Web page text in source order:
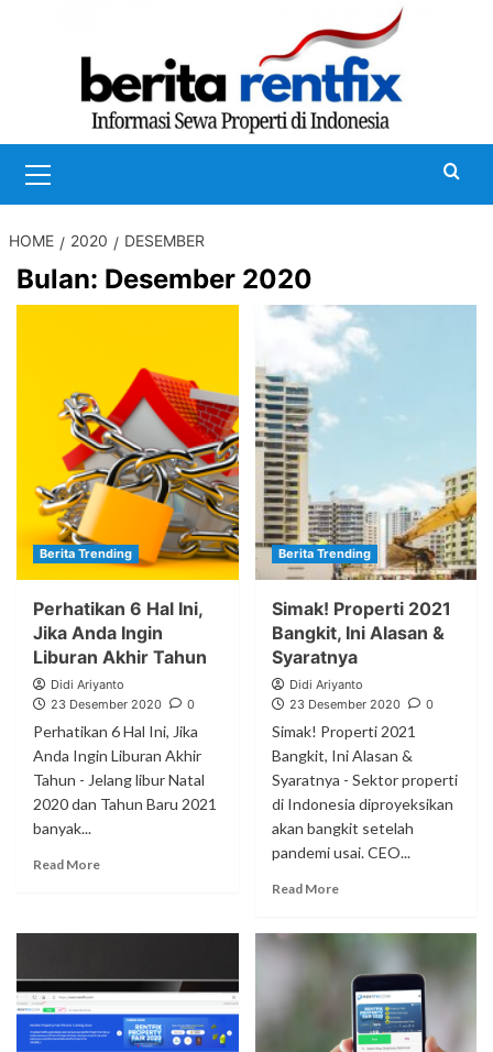
Menu
HOME 2020 DESEMBER
Bulan: Desember 2020
Berita Trending
Perhatikan 6 Hal Ini,
Jika Anda Ingin
Liburan Akhir Tahun
Didi Ariyanto
23 Desember 2020
0
Perhatikan 6 Hal Ini, Jika
Anda Ingin Liburan Akhir
Tahun - Jelang libur Natal
2020 dan Tahun Baru 2021
banyak...
Read More
Berita Trending
Simak! Properti 2021
Bangkit, Ini Alasan &
Syaratnya
Didi Ariyanto
23 Desember 2020
0
Simak! Properti 2021
Bangkit, Ini Alasan &
Syaratnya - Sektor properti
di Indonesia diproyeksikan
akan bangkit setelah
pandemi usai. CEO...
Read More